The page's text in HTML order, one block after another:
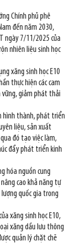
Chính phủ phê
đến năm 2030,
ngày 7/11/2025 của
nhiên liệu sinh học
xăng sinh học E10
thực hiện các cam
giảm phát thải
hình thành, phát triển
liệu, sản xuất
đó tạo việc làm,
đẩy phát triển kinh
hóa nguồn cung
cao khả năng tự
quốc gia trong
xăng sinh học E10,
xăng dầu lưu thông
quản lý chặt chẽ